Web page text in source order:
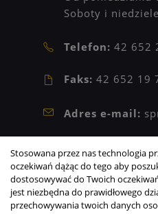
Soboty i
Telefon: 42 652
Faks: 42 652 19
Adres e-mail:
REGON:
Stosowana przez nas technologia
oczekiwań dążąc do tego aby
dostosowywać do Twoich
jest niezbędna do prawidłowego
przechowywania twoich danych
Copyright © 2003-2026